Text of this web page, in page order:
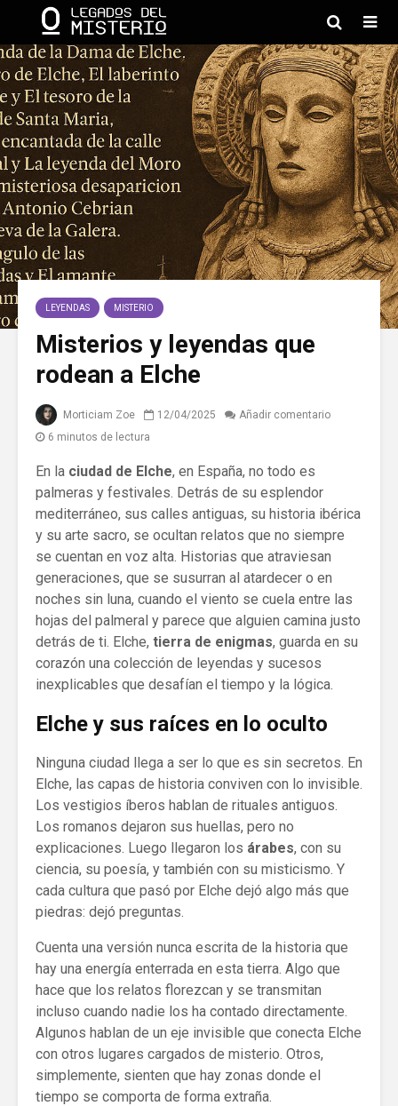
LEYENDAS MISTERIO
Misterios y leyendas que
rodean a Elche
Morticiam Zoe 12/04/2025
Añadir comentario
6 minutos de lectura
En la ciudad de Elche, en España, no todo es
palmeras y festivales. Detrás de su esplendor
mediterráneo, sus calles antiguas, su historia ibérica
y su arte sacro, se ocultan relatos que no siempre
se cuentan en voz alta. Historias que atraviesan
generaciones, que se susurran al atardecer o en
noches sin luna, cuando el viento se cuela entre las
hojas del palmeral y parece que alguien camina justo
detrás de ti. Elche, tierra de enigmas, guarda en su
corazón una colección de leyendas y sucesos
inexplicables que desafían el tiempo y la lógica.
Elche y sus raíces en lo oculto
Ninguna ciudad llega a ser lo que es sin secretos. En
Elche, las capas de historia conviven con lo invisible.
Los vestigios íberos hablan de rituales antiguos.
Los romanos dejaron sus huellas, pero no
explicaciones. Luego llegaron los árabes, con su
ciencia, su poesía, y también con su misticismo. Y
cada cultura que pasó por Elche dejó algo más que
piedras: dejó preguntas.
Cuenta una versión nunca escrita de la historia que
hay una energía enterrada en esta tierra. Algo que
hace que los relatos florezcan y se transmitan
incluso cuando nadie los ha contado directamente.
Algunos hablan de un eje invisible que conecta Elche
con otros lugares cargados de misterio. Otros,
simplemente, sienten que hay zonas donde el
tiempo se comporta de forma extraña.